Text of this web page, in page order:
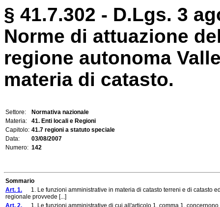
§ 41.7.302 - D.Lgs. 3
Norme di attuazione
regione autonoma
materia di catasto.
Settore:
Normativa nazionale
Materia:
41. Enti locali e Regioni
Capitolo: 41.7 regioni a statuto speciale
Data:
03/08/2007
Numero: 142
Sommario
Art. 1. 1. Le funzioni amministrative in materia di catasto terreni e di catasto
regionale provvede [...]
Art. 2. 1. Le funzioni amministrative di cui all'articolo 1, comma 1, concernono